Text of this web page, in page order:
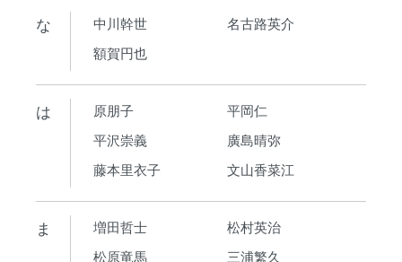
な 中川幹世
名古路英介
額賀円也
は 原朋子
平岡仁
平沢崇義
廣島晴弥
藤本里衣子
文山香菜江
ま 増田哲士
松村英治
松原竜馬
三浦繁久